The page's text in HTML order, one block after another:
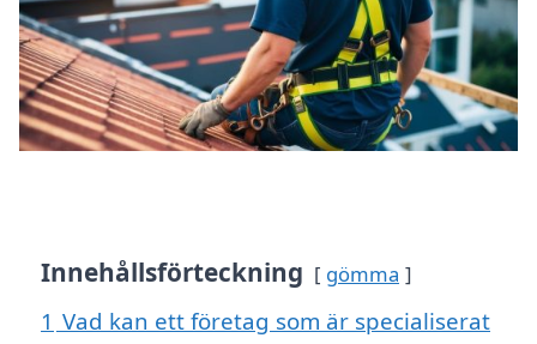
Innehållsförteckning gömma
1 Vad kan ett företag som är specialiserat